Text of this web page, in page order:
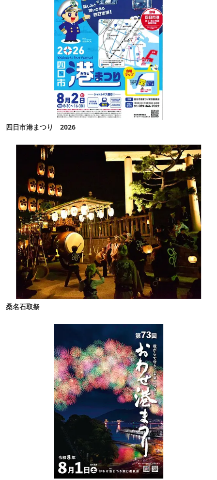
四日市港まつり 2026
桑名石取祭